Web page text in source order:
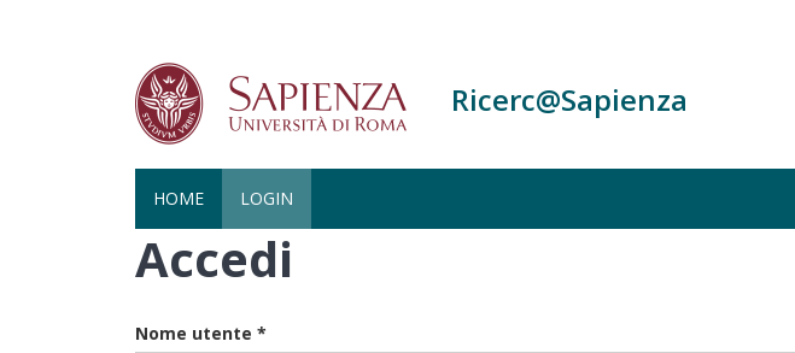
Ricerc@Sapienza
HOME LOGIN
Accedi
Nome utente *